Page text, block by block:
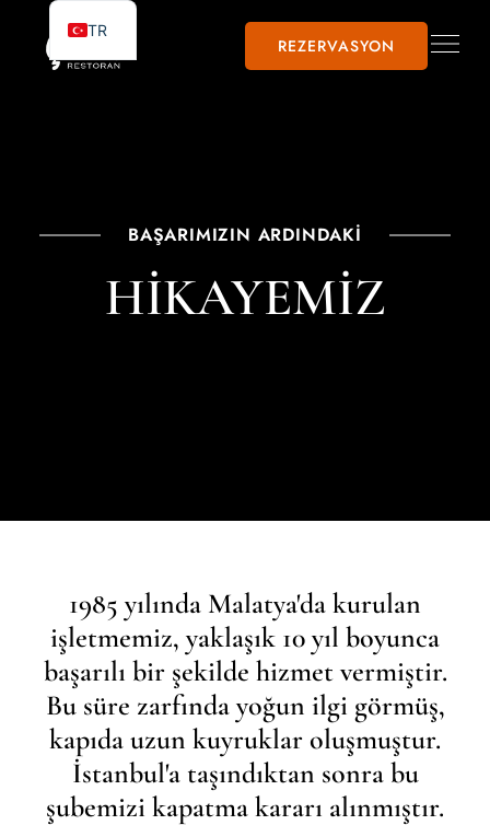
REZERVASYON
BAŞARIMIZIN ARDINDAKİ
HİKAYEMİZ
1985 yılında Malatya'da kurulan
işletmemiz, yaklaşık 10 yıl boyunca
başarılı bir şekilde hizmet vermiştir.
Bu süre zarfında yoğun ilgi görmüş,
kapıda uzun kuyruklar oluşmuştur.
İstanbul'a taşındıktan sonra bu
şubemizi kapatma kararı alınmıştır.
TR